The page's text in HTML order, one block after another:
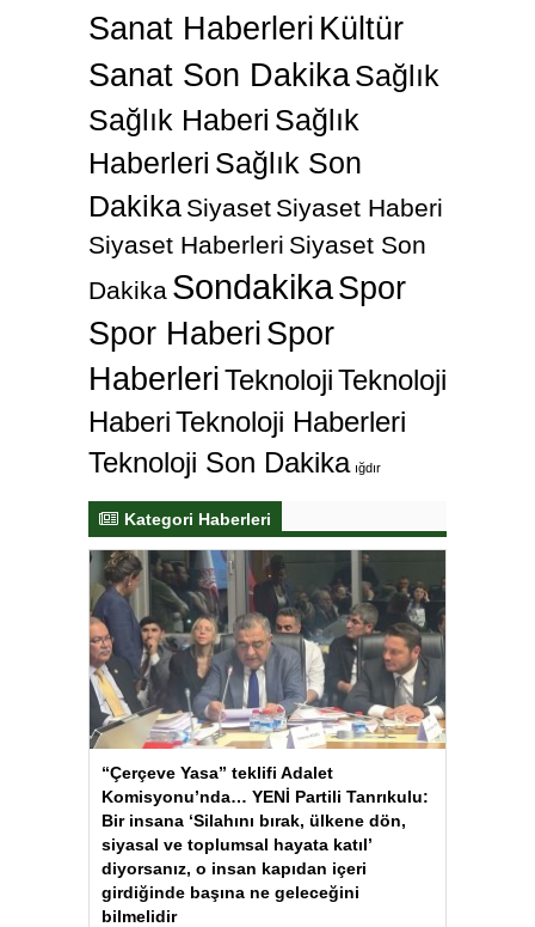
Sanat Haberleri Kültür
Sanat Son DakikaSağlık
Sağlık Haberi Sağlık
Haberleri Sağlık Son
Dakika Siyaset Siyaset Haberi
Siyaset Haberleri Siyaset Son
Dakika SondakikaSpor
Spor Haberi Spor
HaberleriTeknolojiTeknoloji
HaberiTeknoloji Haberleri
Teknoloji Son Dakika ığdır
Kategori Haberleri
“Çerçeve Yasa” teklifi Adalet
Komisyonu’nda… YENİ Partili Tanrıkulu:
Bir insana ‘Silahını bırak, ülkene dön,
siyasal ve toplumsal hayata katıl’
diyorsanız, o insan kapıdan içeri
girdiğinde başına ne geleceğini
bilmelidir